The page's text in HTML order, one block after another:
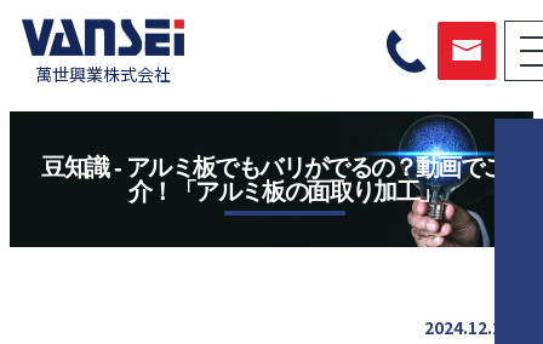
萬世興業株式会社
豆知識 - アルミ板でもバリがでるの？動画でご紹
介！「アルミ板の面取り加工」
2024.12.27